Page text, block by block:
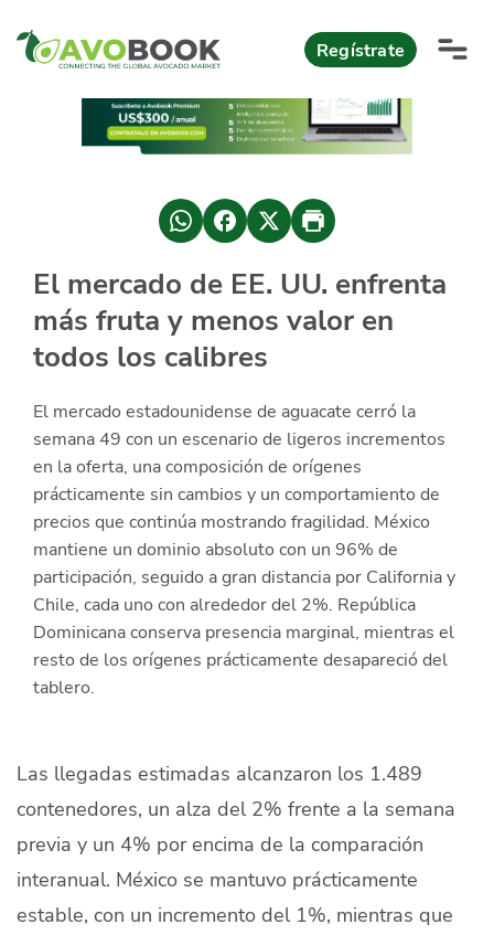
Regístrate
AvoReports
AvoComments
AvoMagazine
Quiénes Somos
Productores
Mercados
Contacto
modo claro Español
El mercado de EE. UU. enfrenta
más fruta y menos valor en
todos los calibres
El mercado estadounidense de aguacate cerró la
semana 49 con un escenario de ligeros incrementos
en la oferta, una composición de orígenes
prácticamente sin cambios y un comportamiento de
precios que continúa mostrando fragilidad. México
mantiene un dominio absoluto con un 96% de
participación, seguido a gran distancia por California y
Chile, cada uno con alrededor del 2%. República
Dominicana conserva presencia marginal, mientras el
resto de los orígenes prácticamente desapareció del
tablero.
Las llegadas estimadas alcanzaron los 1.489
contenedores, un alza del 2% frente a la semana
previa y un 4% por encima de la comparación
interanual. México se mantuvo prácticamente
estable, con un incremento del 1%, mientras que